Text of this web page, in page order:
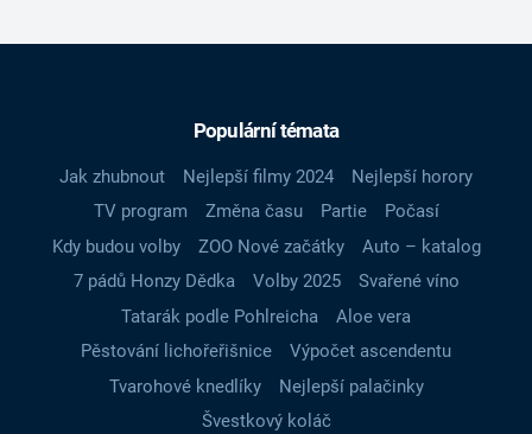
Populární témata
Jak zhubnout Nejlepší filmy 2024
Nejlepší horory
TV program
Změna času Partie
Počasí
Kdy budou volby
ZOO Nové začátky
Auto – katalog
7 pádů Honzy Dědka
Volby 2025
Svařené víno
Tatarák podle Pohlreicha
Aloe vera
Pěstování lichořeřišnice
Výpočet ascendentu
Tvarohové knedlíky
Nejlepší palačinky
Švestkový koláč